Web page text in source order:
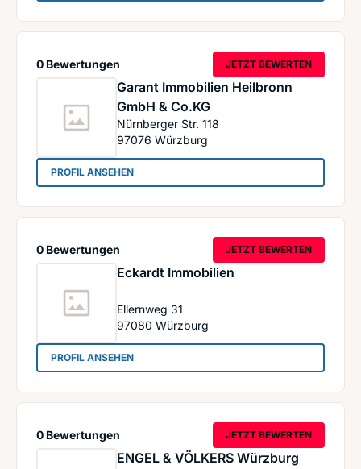
Garant Immobilien Heilbronn
GmbH & Co.KG
Nürnberger Str. 118
97076 Würzburg
0 Bewertungen JETZT BEWERTEN
PROFIL ANSEHEN: Garant Immobilien Heilbronn GmbH & Co.KG
Eckardt Immobilien
Ellernweg 31
97080 Würzburg
0 Bewertungen JETZT BEWERTEN
PROFIL ANSEHEN: Eckardt Immobilien
ENGEL & VÖLKERS Würzburg
0 Bewertungen JETZT BEWERTEN